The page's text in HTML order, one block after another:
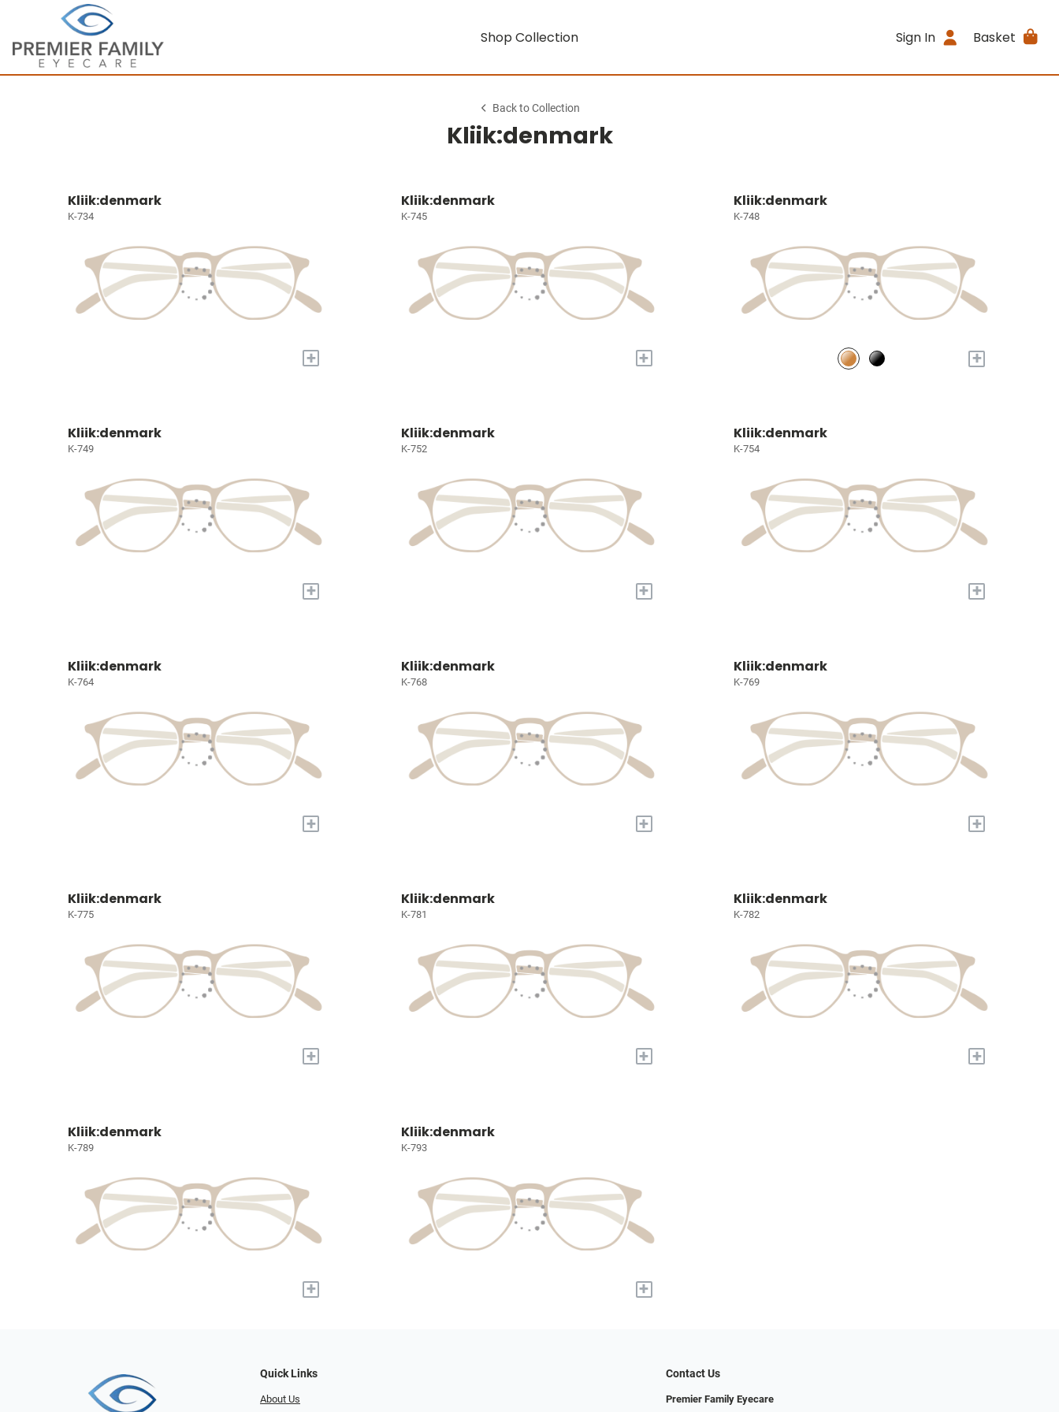
Shop Collection Sign In Basket
Back to Collection
Kliik:denmark
Kliik:denmark
K-734
+
Kliik:denmark
K-745
+
Kliik:denmark
K-748
+
Kliik:denmark
K-749
+
Kliik:denmark
K-752
+
Kliik:denmark
K-754
+
Kliik:denmark
K-764
+
Kliik:denmark
K-768
+
Kliik:denmark
K-769
+
Kliik:denmark
K-775
+
Kliik:denmark
K-781
+
Kliik:denmark
K-782
+
Kliik:denmark
K-789
+
Kliik:denmark
K-793
+
Quick Links
About Us
Contact Us
Premier Family Eyecare